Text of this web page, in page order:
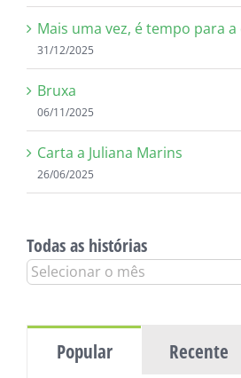
Mais uma vez, é tempo para
31/12/2025
Bruxa
06/11/2025
Carta a Juliana Marins
26/06/2025
Todas as histórias
Todas
Popular Recente